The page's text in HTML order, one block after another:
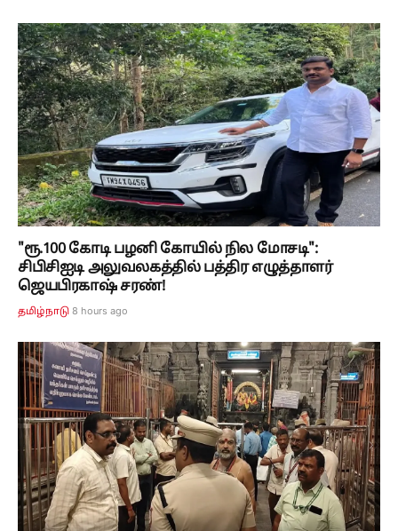
"ரூ.100 கோடி பழனி கோயில் நில மோசடி":
சிபிசிஐடி அலுவலகத்தில் பத்திர எழுத்தாளர்
ஜெயபிரகாஷ் சரண்!
தமிழ்நாடு 8 hours ago